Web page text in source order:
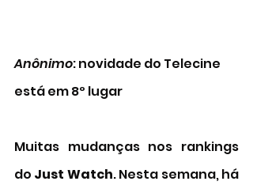
Anônimo: novidade do Telecine
está em 8º lugar
Muitas mudanças nos rankings
do Just Watch. Nesta semana, há